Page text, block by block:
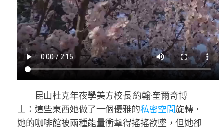
昆山杜克年夜學美方校長 約翰·奎爾奇博
士：這些東西她做了一個優雅的私密空間旋轉，
她的咖啡館被兩種能量衝擊得搖搖欲墜，但她卻